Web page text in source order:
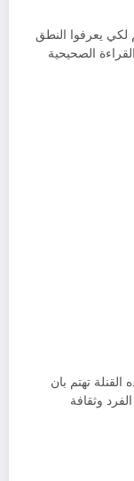
لكي يعرفوا النطق
الصحيحية
تهتم بان
وثقافة